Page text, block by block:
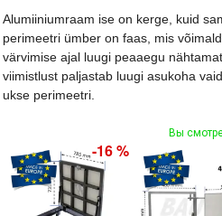
Alumiiniumraam ise on kerge, kuid
perimeetri ümber on faas, mis
värvimise ajal luugi peaaegu
viimistlust paljastab luugi asukoha
ukse perimeetri.
Вы
-16 %